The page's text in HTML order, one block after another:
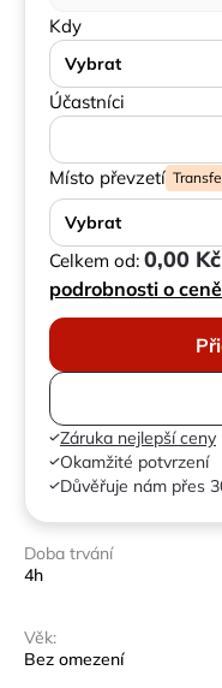
Kdy
Vybrat
Účastníci
Místo převzetí
Vybrat
Celkem od: 0,00 Kč
podrobnosti o ceně
Záruka nejlepší ceny
Okamžité potvrzení
Důvěřuje nám přes
Doba trvání
4h
Věk:
Bez omezení